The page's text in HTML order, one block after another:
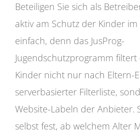
Beteiligen Sie sich als
aktiv am Schutz der Kinder
einfach, denn das JusProg-
Jugendschutzprogramm
Kinder nicht nur nach Eltern-
serverbasierter Filterliste,
Website-Labeln der Anbieter.
selbst fest, ab welchem Alter